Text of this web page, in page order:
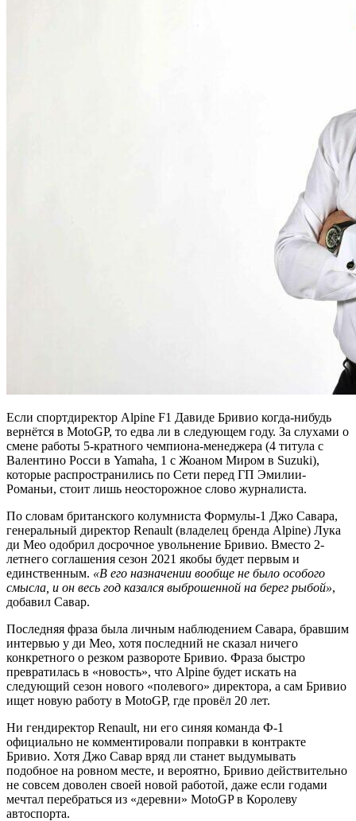
Если спортдиректор Alpine F1 Давиде Бривио когда-нибудь
вернётся в MotoGP, то едва ли в следующем году. За слухами о
смене работы 5-кратного чемпиона-менеджера (4 титула с
Валентино Росси в Yamaha, 1 с Жоаном Миром в Suzuki),
которые распространились по Сети перед ГП Эмилии-
Романьи, стоит лишь неосторожное слово журналиста.
По словам британского колумниста Формулы-1 Джо Савара,
генеральный директор Renault (владелец бренда Alpine) Лука
ди Мео одобрил досрочное увольнение Бривио. Вместо 2-
летнего соглашения сезон 2021 якобы будет первым и
единственным. «В его назначении вообще не было особого
смысла, и он весь год казался выброшенной на берег рыбой»,
добавил Савар.
Последняя фраза была личным наблюдением Савара, бравшим
интервью у ди Мео, хотя последний не сказал ничего
конкретного о резком развороте Бривио. Фраза быстро
превратилась в «новость», что Alpine будет искать на
следующий сезон нового «полевого» директора, а сам Бривио
ищет новую работу в MotoGP, где провёл 20 лет.
Ни гендиректор Renault, ни его синяя команда Ф-1
официально не комментировали поправки в контракте
Бривио. Хотя Джо Савар вряд ли станет выдумывать
подобное на ровном месте, и вероятно, Бривио действительно
не совсем доволен своей новой работой, даже если годами
мечтал перебраться из «деревни» MotoGP в Королеву
автоспорта.